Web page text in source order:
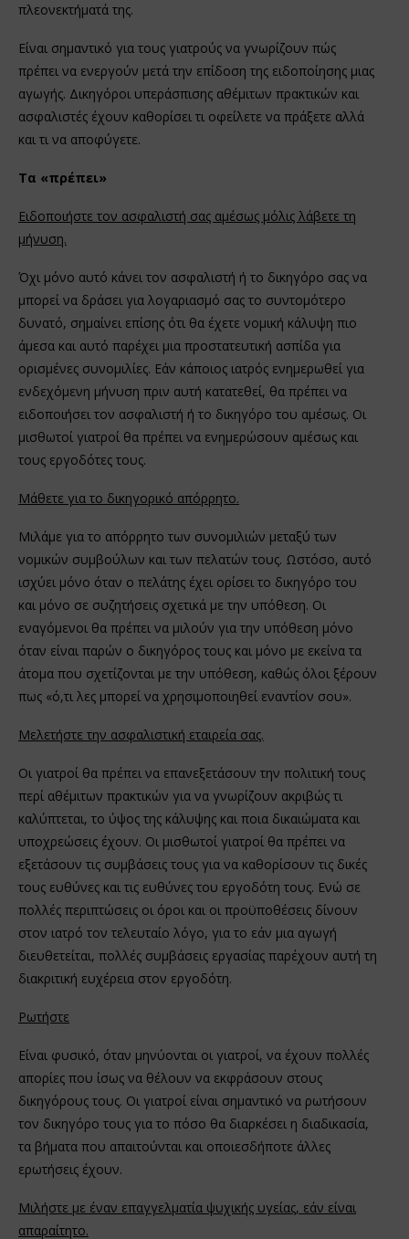
πλεονεκτήματά της.
Είναι σημαντικό για τους γιατρούς να γνωρίζουν πώς
πρέπει να ενεργούν μετά την επίδοση της ειδοποίησης μιας
αγωγής. Δικηγόροι υπεράσπισης αθέμιτων πρακτικών και
ασφαλιστές έχουν καθορίσει τι οφείλετε να πράξετε αλλά
και τι να αποφύγετε.
Τα «πρέπει»
Ειδοποιήστε τον ασφαλιστή σας αμέσως μόλις λάβετε τη
μήνυση.
Όχι μόνο αυτό κάνει τον ασφαλιστή ή το δικηγόρο σας να
μπορεί να δράσει για λογαριασμό σας το συντομότερο
δυνατό, σημαίνει επίσης ότι θα έχετε νομική κάλυψη πιο
άμεσα και αυτό παρέχει μια προστατευτική ασπίδα για
ορισμένες συνομιλίες. Εάν κάποιος ιατρός ενημερωθεί για
ενδεχόμενη μήνυση πριν αυτή κατατεθεί, θα πρέπει να
ειδοποιήσει τον ασφαλιστή ή το δικηγόρο του αμέσως. Οι
μισθωτοί γιατροί θα πρέπει να ενημερώσουν αμέσως και
τους εργοδότες τους.
Μάθετε για το δικηγορικό απόρρητο.
Μιλάμε για το απόρρητο των συνομιλιών μεταξύ των
νομικών συμβούλων και των πελατών τους. Ωστόσο, αυτό
ισχύει μόνο όταν ο πελάτης έχει ορίσει το δικηγόρο του
και μόνο σε συζητήσεις σχετικά με την υπόθεση. Οι
εναγόμενοι θα πρέπει να μιλούν για την υπόθεση μόνο
όταν είναι παρών ο δικηγόρος τους και μόνο με εκείνα τα
άτομα που σχετίζονται με την υπόθεση, καθώς όλοι ξέρουν
πως «ό,τι λες μπορεί να χρησιμοποιηθεί εναντίον σου».
Μελετήστε την ασφαλιστική εταιρεία σας.
Οι γιατροί θα πρέπει να επανεξετάσουν την πολιτική τους
περί αθέμιτων πρακτικών για να γνωρίζουν ακριβώς τι
καλύπτεται, το ύψος της κάλυψης και ποια δικαιώματα και
υποχρεώσεις έχουν. Οι μισθωτοί γιατροί θα πρέπει να
εξετάσουν τις συμβάσεις τους για να καθορίσουν τις δικές
τους ευθύνες και τις ευθύνες του εργοδότη τους. Ενώ σε
πολλές περιπτώσεις οι όροι και οι προϋποθέσεις δίνουν
στον ιατρό τον τελευταίο λόγο, για το εάν μια αγωγή
διευθετείται, πολλές συμβάσεις εργασίας παρέχουν αυτή τη
διακριτική ευχέρεια στον εργοδότη.
Ρωτήστε
Είναι φυσικό, όταν μηνύονται οι γιατροί, να έχουν πολλές
απορίες που ίσως να θέλουν να εκφράσουν στους
δικηγόρους τους. Οι γιατροί είναι σημαντικό να ρωτήσουν
τον δικηγόρο τους για το πόσο θα διαρκέσει η διαδικασία,
τα βήματα που απαιτούνται και οποιεσδήποτε άλλες
ερωτήσεις έχουν.
Μιλήστε με έναν επαγγελματία ψυχικής υγείας, εάν είναι
απαραίτητο.